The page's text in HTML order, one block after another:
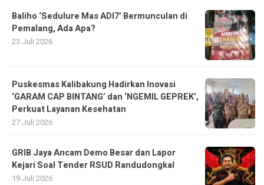
Baliho ‘Sedulure Mas ADI7’ Bermunculan di
Pemalang, Ada Apa?
23 Juli 2026
Puskesmas Kalibakung Hadirkan Inovasi
‘GARAM CAP BINTANG’ dan ‘NGEMIL GEPREK’,
Perkuat Layanan Kesehatan
27 Juli 2026
GRIB Jaya Ancam Demo Besar dan Lapor
Kejari Soal Tender RSUD Randudongkal
19 Juli 2026